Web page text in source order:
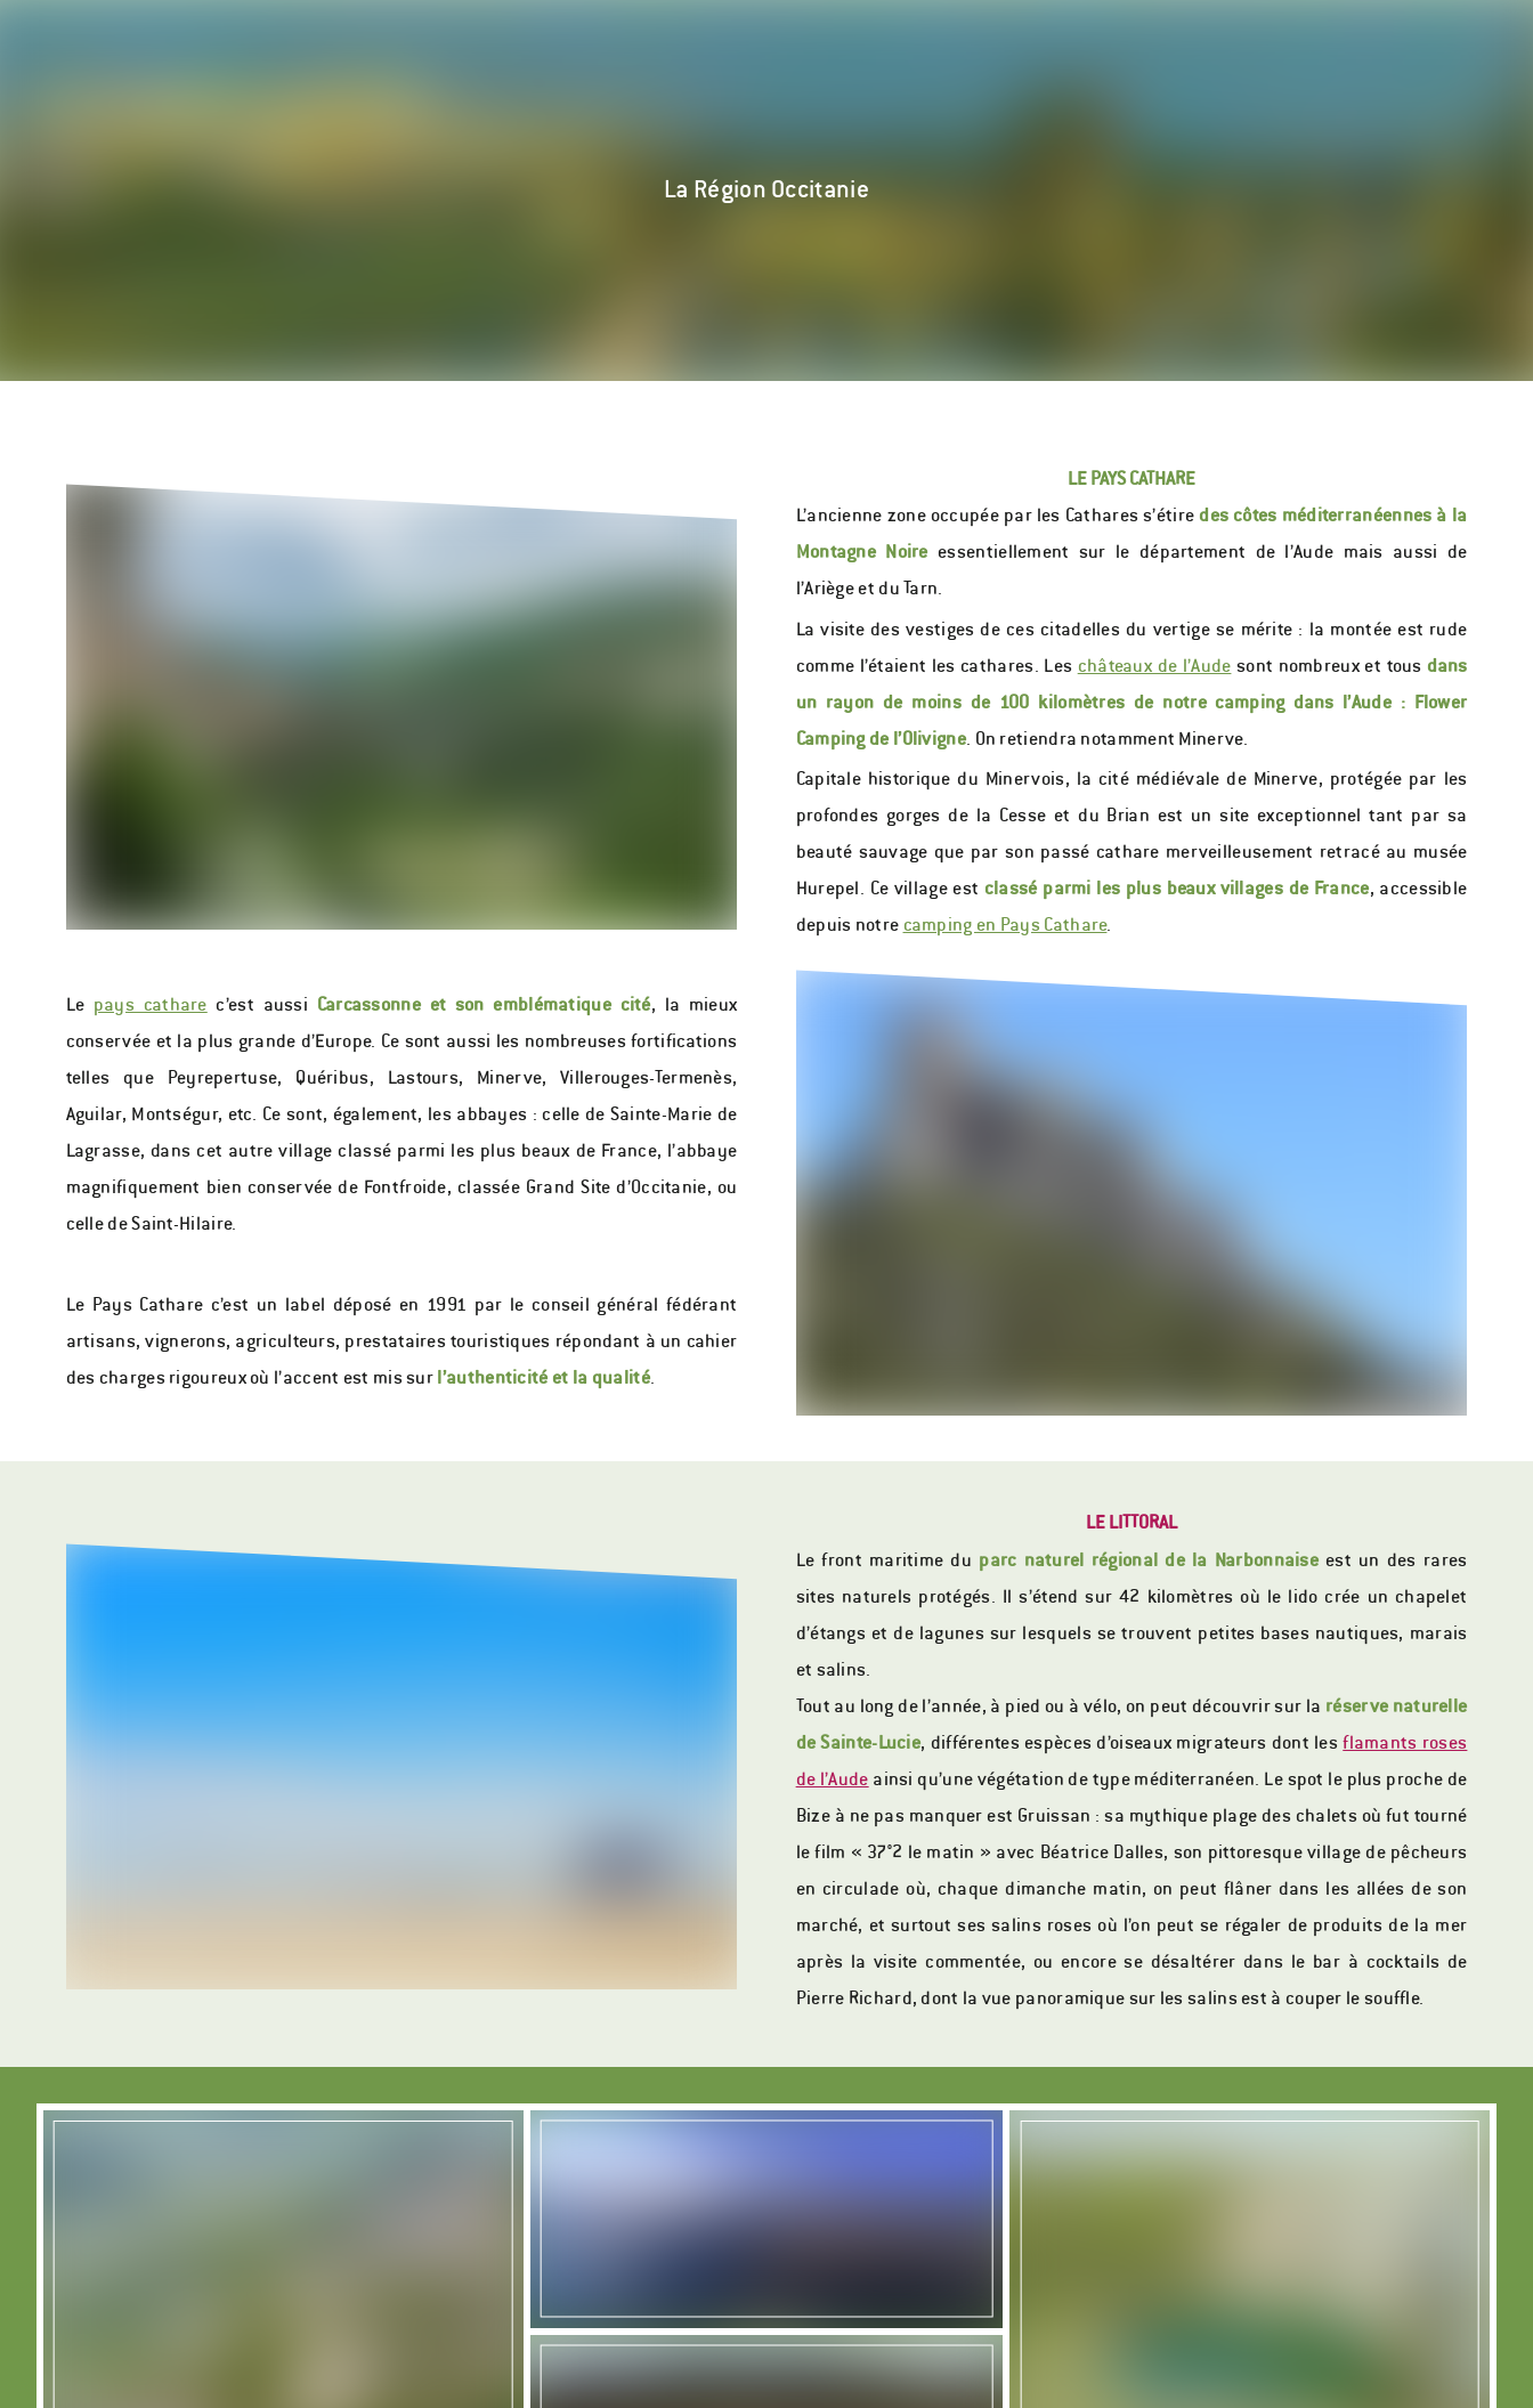
La Région Occitanie
LE PAYS CATHARE
L’ancienne zone occupée par les Cathares s’étire des côtes méditerranéennes à la
Montagne Noire essentiellement sur le département de l’Aude mais aussi de
l’Ariège et du Tarn.
La visite des vestiges de ces citadelles du vertige se mérite : la montée est rude
comme l’étaient les cathares. Les châteaux de l’Aude sont nombreux et tous dans
un rayon de moins de 100 kilomètres de notre camping dans l’Aude : Flower
Camping de l’Olivigne. On retiendra notamment Minerve.
Capitale historique du Minervois, la cité médiévale de Minerve, protégée par les
profondes gorges de la Cesse et du Brian est un site exceptionnel tant par sa
beauté sauvage que par son passé cathare merveilleusement retracé au musée
Hurepel. Ce village est classé parmi les plus beaux villages de France, accessible
depuis notre camping en Pays Cathare.
Le pays cathare c’est aussi Carcassonne et son emblématique cité, la mieux
conservée et la plus grande d’Europe. Ce sont aussi les nombreuses fortifications
telles que Peyrepertuse, Quéribus, Lastours, Minerve, Villerouges-Termenès,
Aguilar, Montségur, etc. Ce sont, également, les abbayes : celle de Sainte-Marie de
Lagrasse, dans cet autre village classé parmi les plus beaux de France, l’abbaye
magnifiquement bien conservée de Fontfroide, classée Grand Site d’Occitanie, ou
celle de Saint-Hilaire.
Le Pays Cathare c’est un label déposé en 1991 par le conseil général fédérant
artisans, vignerons, agriculteurs, prestataires touristiques répondant à un cahier
des charges rigoureux où l’accent est mis surl’authenticité et la qualité.
LE LITTORAL
Le front maritime du parc naturel régional de la Narbonnaise est un des rares
sites naturels protégés. Il s’étend sur 42 kilomètres où le lido crée un chapelet
d’étangs et de lagunes sur lesquels se trouvent petites bases nautiques, marais
et salins.
Tout au long de l’année, à pied ou à vélo, on peut découvrir sur la réserve naturelle
de Sainte-Lucie, différentes espèces d’oiseaux migrateurs dont lesflamants roses
de l’Aude ainsi qu’une végétation de type méditerranéen. Le spot le plus proche de
Bize à ne pas manquer est Gruissan : sa mythique plage des chalets où fut tourné
le film « 37°2 le matin » avec Béatrice Dalles, son pittoresque village de pêcheurs
en circulade où, chaque dimanche matin, on peut flâner dans les allées de son
marché, et surtout ses salins roses où l’on peut se régaler de produits de la mer
après la visite commentée, ou encore se désaltérer dans le bar à cocktails de
Pierre Richard, dont la vue panoramique sur les salins est à couper le souffle.